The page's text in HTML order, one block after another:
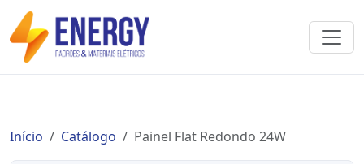
Início Catálogo Painel Flat Redondo 24W